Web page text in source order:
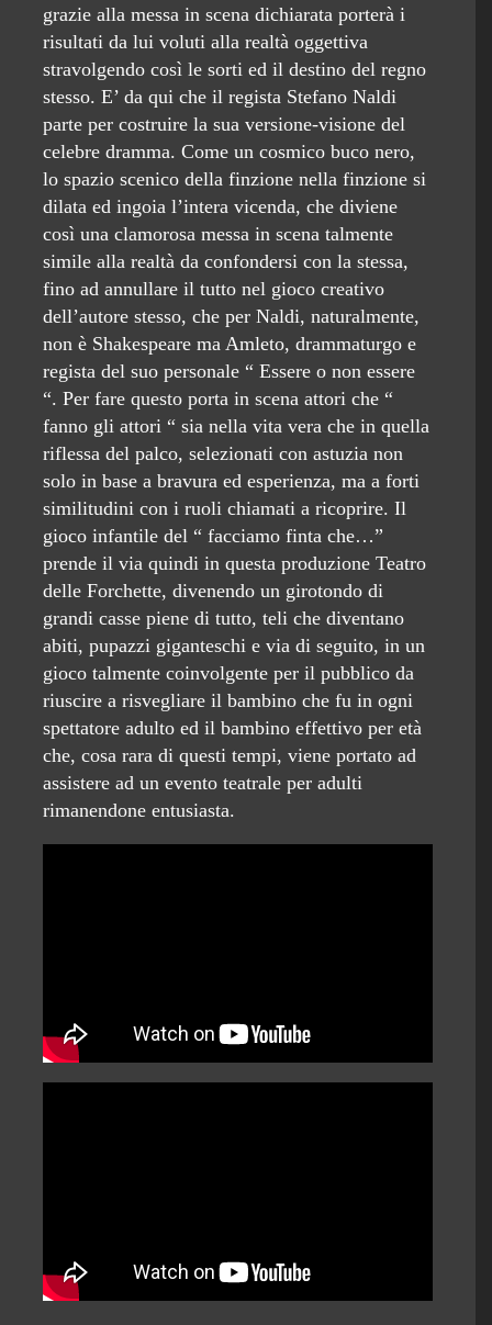
grazie alla messa in scena dichiarata porterà i
risultati da lui voluti alla realtà oggettiva
stravolgendo così le sorti ed il destino del regno
stesso. E’ da qui che il regista Stefano Naldi
parte per costruire la sua versione-visione del
celebre dramma. Come un cosmico buco nero,
lo spazio scenico della finzione nella finzione si
dilata ed ingoia l’intera vicenda, che diviene
così una clamorosa messa in scena talmente
simile alla realtà da confondersi con la stessa,
fino ad annullare il tutto nel gioco creativo
dell’autore stesso, che per Naldi, naturalmente,
non è Shakespeare ma Amleto, drammaturgo e
regista del suo personale “ Essere o non essere
“. Per fare questo porta in scena attori che “
fanno gli attori “ sia nella vita vera che in quella
riflessa del palco, selezionati con astuzia non
solo in base a bravura ed esperienza, ma a forti
similitudini con i ruoli chiamati a ricoprire. Il
gioco infantile del “ facciamo finta che…”
prende il via quindi in questa produzione Teatro
delle Forchette, divenendo un girotondo di
grandi casse piene di tutto, teli che diventano
abiti, pupazzi giganteschi e via di seguito, in un
gioco talmente coinvolgente per il pubblico da
riuscire a risvegliare il bambino che fu in ogni
spettatore adulto ed il bambino effettivo per età
che, cosa rara di questi tempi, viene portato ad
assistere ad un evento teatrale per adulti
rimanendone entusiasta.